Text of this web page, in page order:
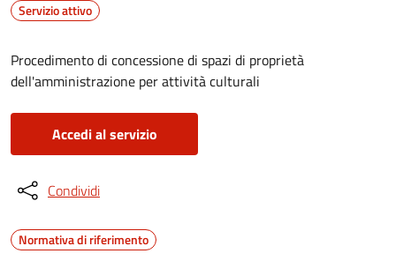
Servizio attivo
Procedimento di concessione di spazi di proprietà
dell'amministrazione per attività culturali
Accedi al servizio
Condividi
Normativa di riferimento